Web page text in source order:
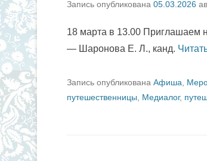
Запись опубликована 05.03.2026
18 марта в 13.00 Приглашаем
— Шаронова Е. Л., канд.
Запись опубликована Афиша
путешественницы
Медиалог,